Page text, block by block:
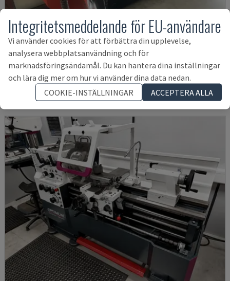
EMCOMAT 200X1000
EMCO - HORISONTELL SVARV
TYSKLAND 2001
153 555 SEK
Integritetsmeddelande för EU-användare
Vi använder cookies för att förbättra din upplevelse,
analysera webbplatsanvändning och för
marknadsföringsändamål. Du kan hantera dina inställningar
och lära dig mer om hur vi använder dina data nedan.
COOKIE-INSTÄLLNINGAR
ACCEPTERA ALLA